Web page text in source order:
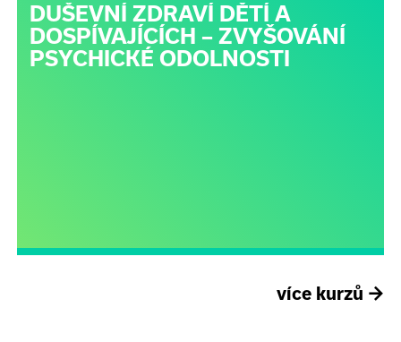
DUŠEVNÍ ZDRAVÍ DĚTÍ A
DOSPÍVAJÍCÍCH – ZVYŠOVÁNÍ
PSYCHICKÉ ODOLNOSTI
více kurzů →